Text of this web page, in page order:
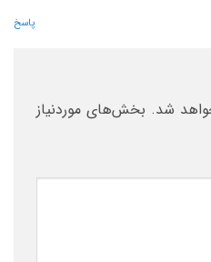
پاسخ
شد. بخش‌های موردنیاز